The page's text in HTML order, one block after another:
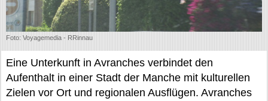
Foto: Voyagemedia - RRinnau
Eine Unterkunft in Avranches verbindet den
Aufenthalt in einer Stadt der Manche mit kulturellen
Zielen vor Ort und regionalen Ausflügen. Avranches